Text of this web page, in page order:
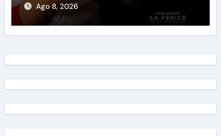
Ago 8, 2026